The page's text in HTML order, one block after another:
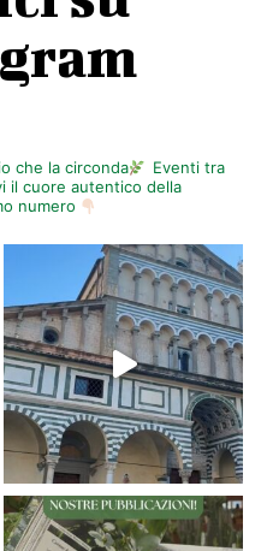
che la circonda
Eventi tra
il cuore autentico della
numero